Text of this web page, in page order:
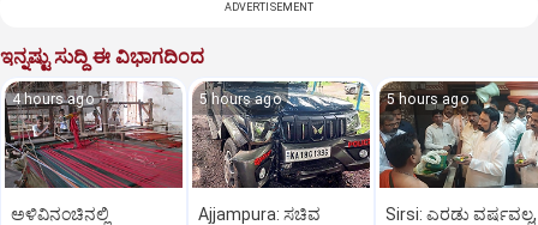
ADVERTISEMENT
ಇನ್ನಷ್ಟು ಸುದ್ದಿ ಈ ವಿಭಾಗದಿಂದ
4 hours ago
ಅಳಿವಿನಂಚಿನಲ್ಲಿ
5 hours ago
Ajjampura: ಸಚಿವ
5 hours ago
Sirsi: ಎರಡು ವರ್ಷವಲ್ಲ,